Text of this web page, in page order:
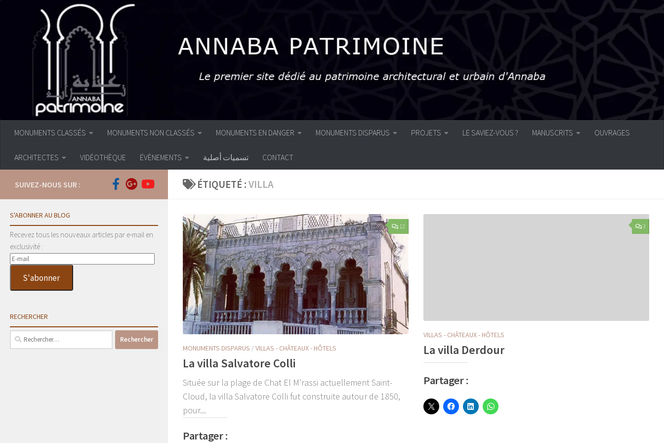
Skip to content
MONUMENTS CLASSÉS MONUMENTS NON CLASSÉS MONUMENTS EN DANGER MONUMENTS DISPARUS PROJETS LE SAVIEZ-VOUS ? MANUSCRITS OUVRAGES
ARCHITECTES VIDÉOTHÈQUE ÉVÈNEMENTS تسميات أصلية CONTACT
ÉTIQUETÉ :VILLA
12
MONUMENTS DISPARUS /VILLAS - CHÂTEAUX - HÔTELS
La villa Salvatore Colli
Située sur la plage de Chat El M’rassi actuellement Saint-
Cloud, la villa Salvatore Colli fut construite autour de 1850,
pour...
Partager :
3
VILLAS - CHÂTEAUX - HÔTELS
La villa Derdour
Partager :
SUIVEZ-NOUS SUR :
S'ABONNER AU BLOG
Recevez tous les nouveaux articles par e-mail en
exclusivité :
E-
S'abonner
RECHERCHER
Rechercher :